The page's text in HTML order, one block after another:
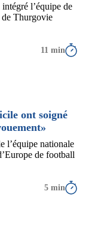
l’équipe de
Thurgovie
11 min
ont soigné
l’équipe nationale
de football
5 min